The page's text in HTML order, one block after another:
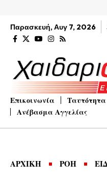
Παρασκευή, Αυγ 7, 2026
Επικοινωνία
Ταυτότητα
Ανέβασμα Αγγελίας
ΑΡΧΙΚΗ ΡΟΗ